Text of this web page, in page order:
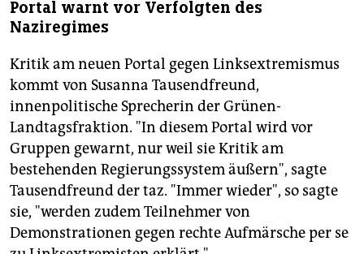
Portal warnt vor Verfolgten des
Naziregimes
Kritik am neuen Portal gegen Linksextremismus
kommt von Susanna Tausendfreund,
innenpolitische Sprecherin der Grünen-
Landtagsfraktion. "In diesem Portal wird vor
Gruppen gewarnt, nur weil sie Kritik am
bestehenden Regierungssystem äußern", sagte
Tausendfreund der taz. "Immer wieder", so sagte
sie, "werden zudem Teilnehmer von
Demonstrationen gegen rechte Aufmärsche per se